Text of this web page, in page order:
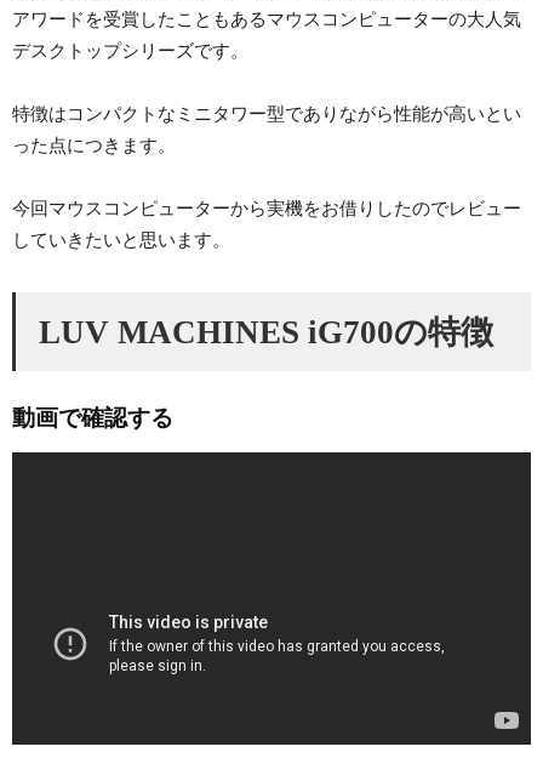
アワードを受賞したこともあるマウスコンピューターの大人気
デスクトップシリーズです。
特徴はコンパクトなミニタワー型でありながら性能が高いとい
った点につきます。
今回マウスコンピューターから実機をお借りしたのでレビュー
していきたいと思います。
LUV MACHINES iG700の特徴
動画で確認する